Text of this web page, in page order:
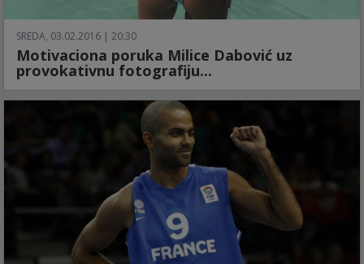
SREDA, 03.02.2016 | 20:30
Motivaciona poruka Milice Dabović uz
provokativnu fotografiju...